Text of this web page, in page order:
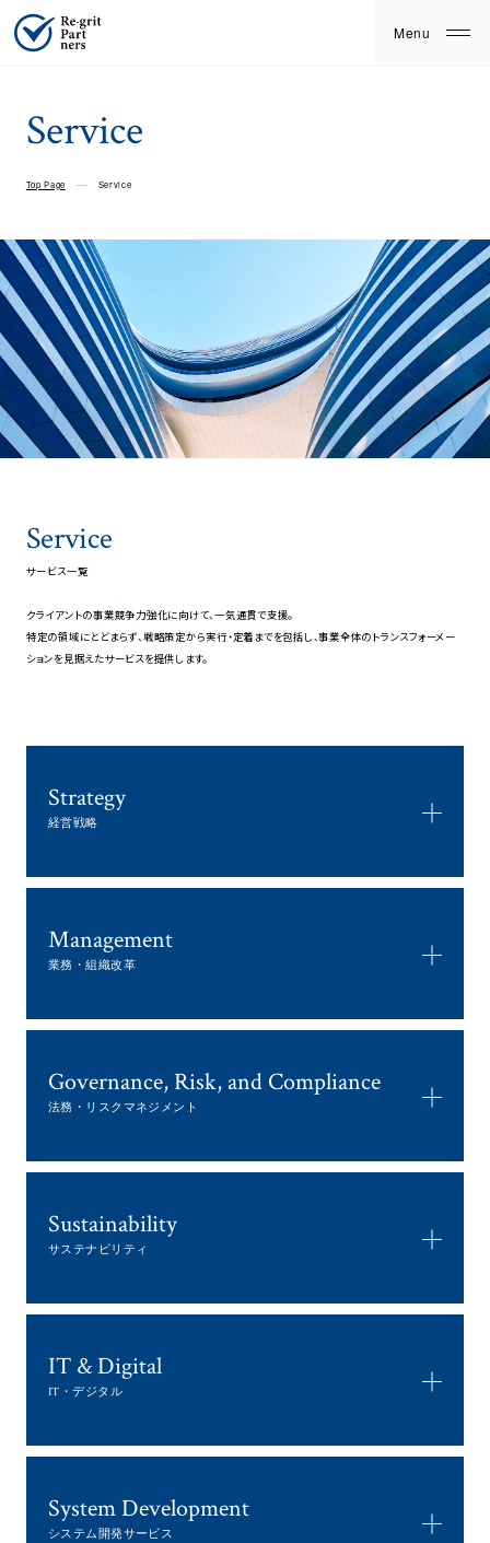
Service
Top Page Service
Service
サービス一覧
クライアントの事業競争力強化に向けて、一気通貫で支援。
特定の領域にとどまらず、戦略策定から実行・定着までを包括し、事業全体のトランスフォーメー
ションを見据えたサービスを提供します。
Strategy
経営戦略
Management
業務・組織改革
Governance, Risk, and Compliance
法務・リスクマネジメント
Sustainability
サステナビリティ
IT & Digital
IT・デジタル
System Development
システム開発サービス